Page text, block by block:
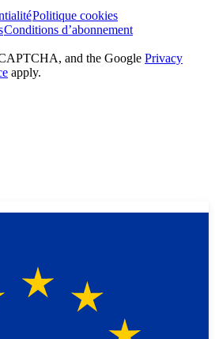
Politique cookies
Conditions d’abonnement
and the Google Privacy
apply.